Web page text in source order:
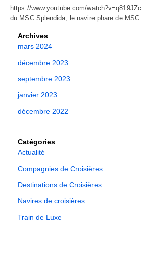
https://www.youtube.com/
du MSC Splendida, le navire phare de
Archives
mars 2024
décembre 2023
septembre 2023
janvier 2023
décembre 2022
Catégories
Actualité
Compagnies de Croisières
Destinations de Croisières
Navires de croisières
Train de Luxe